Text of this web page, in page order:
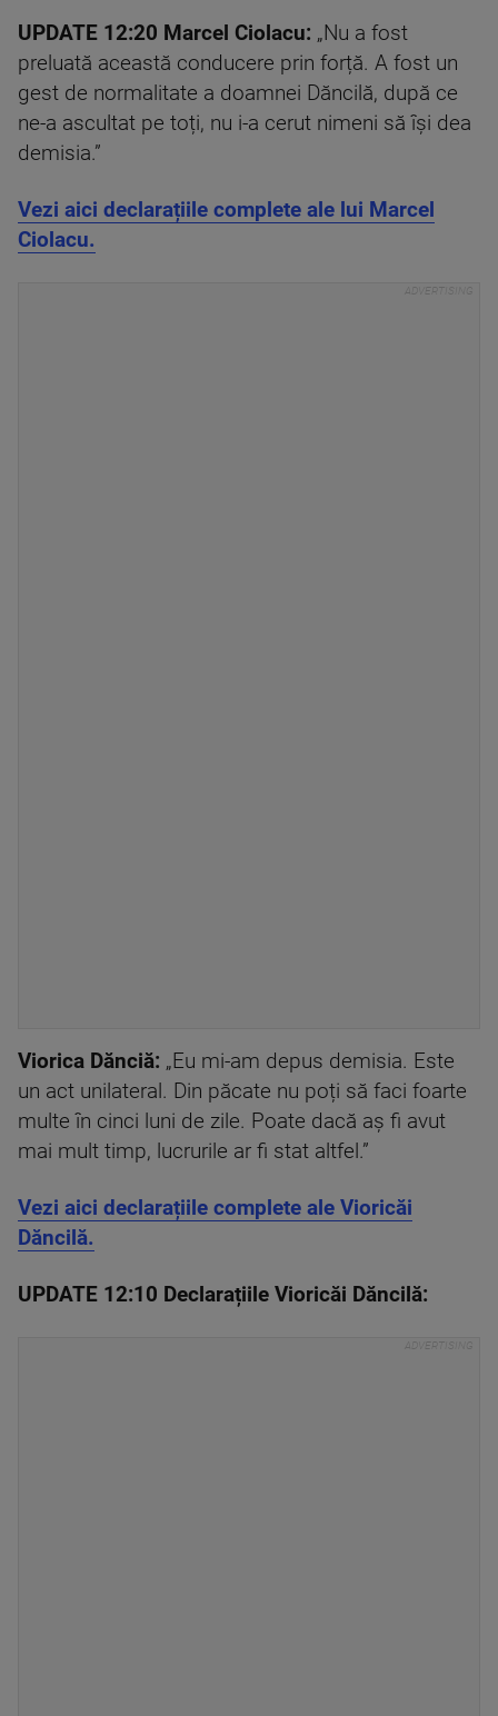
UPDATE 12:20 Marcel Ciolacu: „Nu a fost
preluată această conducere prin forță. A fost un
gest de normalitate a doamnei Dăncilă, după ce
ne-a ascultat pe toți, nu i-a cerut nimeni să își dea
demisia.”
Vezi aici declarațiile complete ale lui Marcel
Ciolacu.
Viorica Dănciă: „Eu mi-am depus demisia. Este
un act unilateral. Din păcate nu poți să faci foarte
multe în cinci luni de zile. Poate dacă aș fi avut
mai mult timp, lucrurile ar fi stat altfel.”
Vezi aici declarațiile complete ale Vioricăi
Dăncilă.
UPDATE 12:10 Declarațiile Vioricăi Dăncilă: